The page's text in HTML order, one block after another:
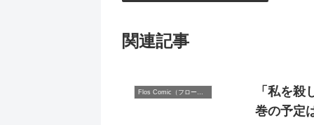
関連記事
「私を
巻の予定